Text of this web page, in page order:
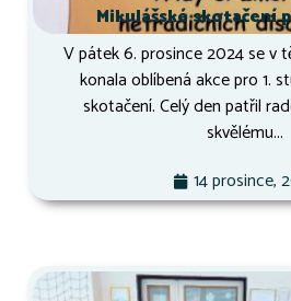
Mikulášské skotačení
V pátek 6. prosince 2024 se v
konala oblíbená akce pro 1.
skotačení. Celý den patřil
skvělému...
14 prosince,